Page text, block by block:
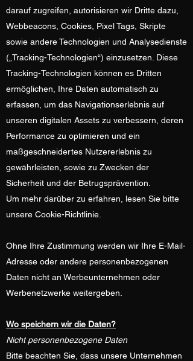
darauf zugreifen, autorisieren wir Dritte dazu,
Webbeacons, Cookies, Pixel Tags, Skripte
sowie andere Technologien und Analysedienste
(„Tracking-Technologien“) einzusetzen. Diese
Tracking-Technologien können es Dritten
ermöglichen, Ihre Daten automatisch zu
erfassen, um das Navigationserlebnis auf
unseren digitalen Assets zu verbessern, deren
Performance zu optimieren und ein
maßgeschneidertes Nutzererlebnis zu
gewährleisten, sowie zu Zwecken der
Sicherheit und der Betrugsprävention.
Um mehr darüber zu erfahren, lesen Sie bitte
unsere Cookie-Richtlinie.
Ohne Ihre Zustimmung werden wir Ihre E-Mail-
Adresse oder andere personenbezogenen
Daten nicht an Werbeunternehmen oder
Werbenetzwerke weitergeben.
Wo speichern wir die Daten?
Nicht personenbezogene Daten
Bitte beachten Sie, dass unsere Unternehmen